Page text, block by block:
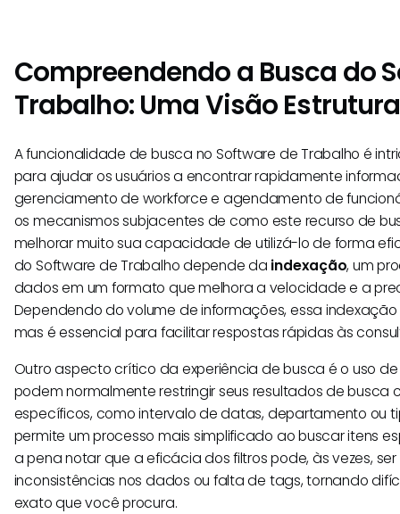
Compreendendo a Busca do
Trabalho: Uma Visão
A funcionalidade de busca no Software de Trabalho é
para ajudar os usuários a encontrar rapidamente
gerenciamento de workforce e agendamento de
os mecanismos subjacentes de como este recurso de
melhorar muito sua capacidade de utilizá-lo de forma
do Software de Trabalho depende da indexação, um
dados em um formato que melhora a velocidade e a
Dependendo do volume de informações, essa
mas é essencial para facilitar respostas rápidas às
Outro aspecto crítico da experiência de busca é o uso
podem normalmente restringir seus resultados de busca
específicos, como intervalo de datas, departamento ou
permite um processo mais simplificado ao buscar itens
a pena notar que a eficácia dos filtros pode, às vezes,
inconsistências nos dados ou falta de tags, tornando
exato que você procura.